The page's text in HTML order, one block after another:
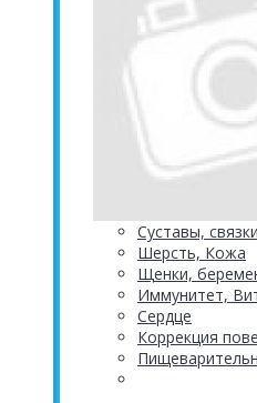
Суставы,
Шерсть, Кожа
Щенки,
Иммунитет,
Сердце
Коррекция